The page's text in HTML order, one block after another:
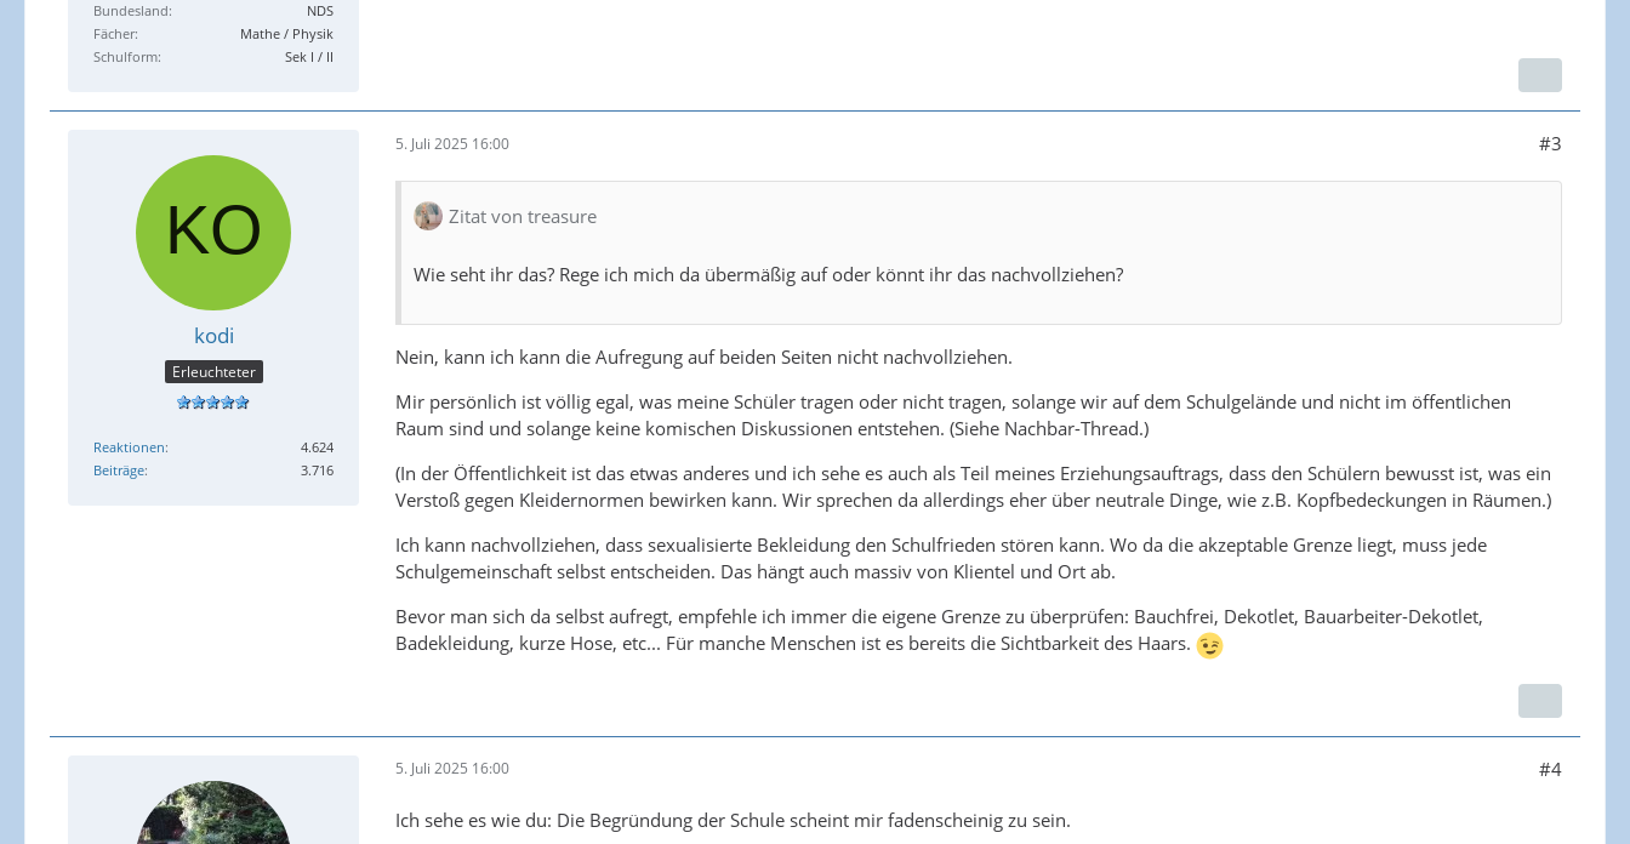
Bundesland
NDS
Fächer
Mathe / Physik
Schulform
Sek I / II
kodi
Erleuchteter
Reaktionen
4.624
Beiträge
3.716
5. Juli 2025 16:00 #3
Zitat von treasure
Wie seht ihr das? Rege ich mich da übermäßig auf oder könnt ihr das nachvollziehen?
Nein, kann ich kann die Aufregung auf beiden Seiten nicht nachvollziehen.
Mir persönlich ist völlig egal, was meine Schüler tragen oder nicht tragen, solange wir auf dem Schulgelände und nicht im öffentlichen
Raum sind und solange keine komischen Diskussionen entstehen. (Siehe Nachbar-Thread.)
(In der Öffentlichkeit ist das etwas anderes und ich sehe es auch als Teil meines Erziehungsauftrags, dass den Schülern bewusst ist, was ein
Verstoß gegen Kleidernormen bewirken kann. Wir sprechen da allerdings eher über neutrale Dinge, wie z.B. Kopfbedeckungen in Räumen.)
Ich kann nachvollziehen, dass sexualisierte Bekleidung den Schulfrieden stören kann. Wo da die akzeptable Grenze liegt, muss jede
Schulgemeinschaft selbst entscheiden. Das hängt auch massiv von Klientel und Ort ab.
Bevor man sich da selbst aufregt, empfehle ich immer die eigene Grenze zu überprüfen: Bauchfrei, Dekotlet, Bauarbeiter-Dekotlet,
Badekleidung, kurze Hose, etc... Für manche Menschen ist es bereits die Sichtbarkeit des Haars.
5. Juli 2025 16:00 #4
Ich sehe es wie du: Die Begründung der Schule scheint mir fadenscheinig zu sein.